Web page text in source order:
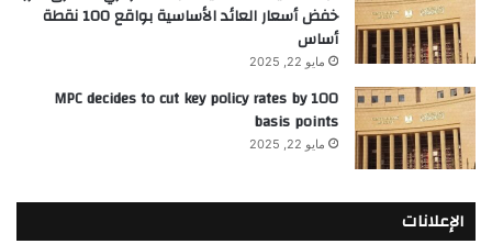
خفض أسعار العائد الأساسية بواقع 100 نقطة
أساس
مايو 22, 2025
MPC decides to cut key policy rates by 100
basis points
مايو 22, 2025
الإعلانات